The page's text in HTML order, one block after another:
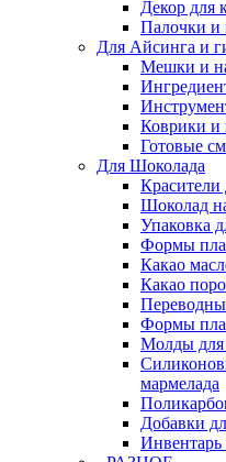
Декор для
Палочки и
Для Айсинга и
Мешки и
Коврики и
Готовые
Для Шоколада
Красители
Шоколад
Упаковка
Формы
Какао
Какао
Формы
Молды для
мармелада
Добавки
Инвентарь